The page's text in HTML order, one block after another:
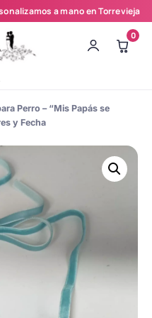
a mano en Torrevieja
0
Primera
Perro – “Mis Papás se
y Fecha